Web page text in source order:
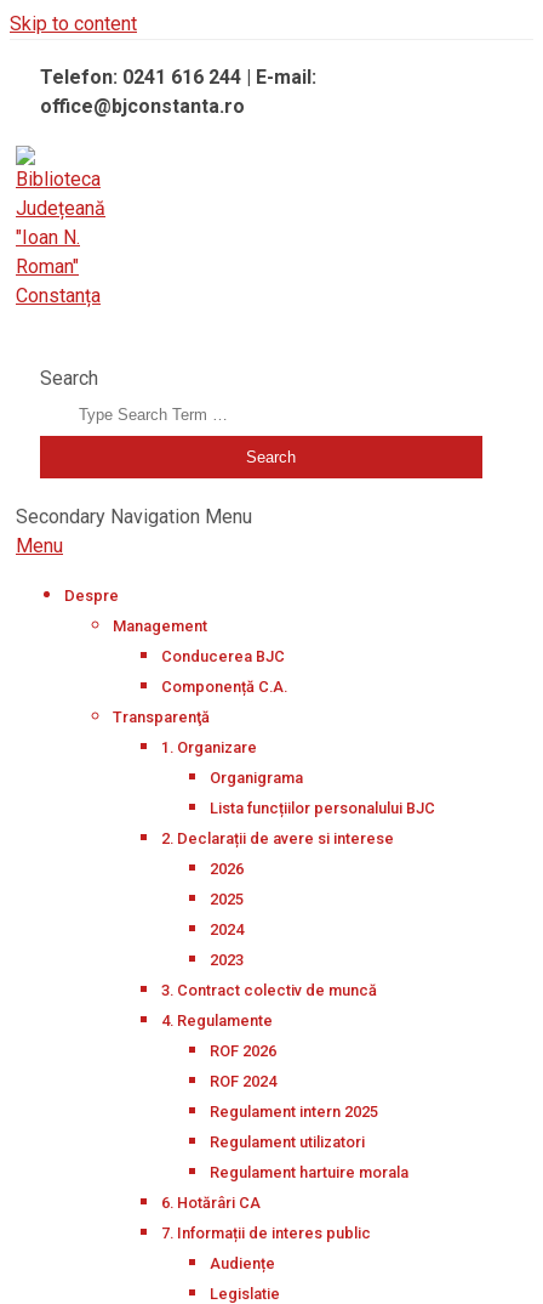
Skip to content
Telefon: 0241 616 244 | E-mail:
office@bjconstanta.ro
Search
Secondary Navigation Menu
Menu
Despre
Management
Conducerea BJC
Componență C.A.
Transparenţă
1. Organizare
Organigrama
Lista funcțiilor personalului BJC
2. Declarații de avere si interese
2026
2025
2024
2023
3. Contract colectiv de muncă
4. Regulamente
ROF 2026
ROF 2024
Regulament intern 2025
Regulament utilizatori
Regulament hartuire morala
6. Hotărâri CA
7. Informații de interes public
Audiențe
Legislatie